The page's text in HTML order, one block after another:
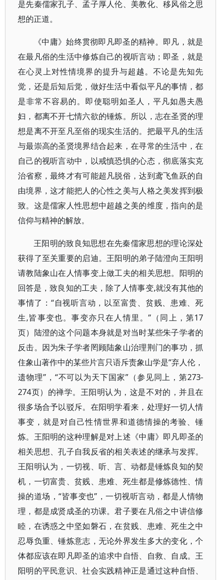
是先秦儒家孔子、孟子厚人伦、美教化、移风俗之思
想的正道。
《中庸》始终贯彻即凡即圣的精神。即凡，就是
在最凡俗的生活中修炼自己的视听言动；即圣，就是
在心灵上对性情境界的提升与超越。不论是先知先
觉，还是后知后觉，做好生活中看似平凡的事情，都
是非常不容易的。即使聪明如圣人，平凡如愚夫愚
妇，都离不开七情六欲的锤炼。所以，志在圣贤的理
想是离不开至凡至俗的现实生活的。把最平凡的生活
与最崇高的圣贤境界结合起来，在寻常的生活中，在
自己的视听言动中，以戒慎恐惧的心态，彻底落实克
治省察，最终才有可能超凡脱俗，达到鸢飞鱼跃的自
由境界，这才能把人的心性之美与人格之美发挥到极
致。这是儒家人性思想中超越之美的维度，指向的是
信仰与精神的解放。
王阳明的致良知思想在先秦儒家思想的理论深处
获得了至关重要的启迪。王阳明的弟子陆澄向王阳明
请教陆象山在人情事变上做工夫的相关思想。阳明的
回答是，致良知的工夫，除了人情事变,就没有其他的
事情了：“自视听言动，以至富贵、贫贱、患难、死
生,皆事变也。事变亦只在人情里。”（同上，第17
页）陆澄的这个问题本身就是对当时某些朱子学者的
反击。因为朱子学者罔顾陆象山治理荆门的事功，抓
住象山著作中的某些片言只语斥责象山学是“弃人伦，
遗物理”，“不可以为天下国家”（参见同上，第273-
274页）的禅学。王阳明认为，这是不对的，并且在
很多场合予以驳斥。在阳明学看来，处理好一切人情
事变，就是对自己性情世界和道德情操的考验、锤
炼。王阳明的这种理解是对上述《中庸》即凡即圣的
相关思想、孔子自我反省的相关表述的继承与发挥。
王阳明认为，一切视、听、言、动都是锤炼良知的契
机，一切富贵、贫贱、患难、死生都是修炼德性、情
操的道场，“皆事变也”，一切视听言动，都是人情物
理，都是成贤成圣的功课。君子要在凡俗之中讲信修
睦，在诱惑之中坚如磐石，在贫贱、患难、死生之中
忍辱负重、锤炼意志，无论外界发生多大的变化，个
体都应该在即凡即圣的追求中自悟、自救、自成。王
阳明的平民意识、社会实践精神正是通过这种自悟、